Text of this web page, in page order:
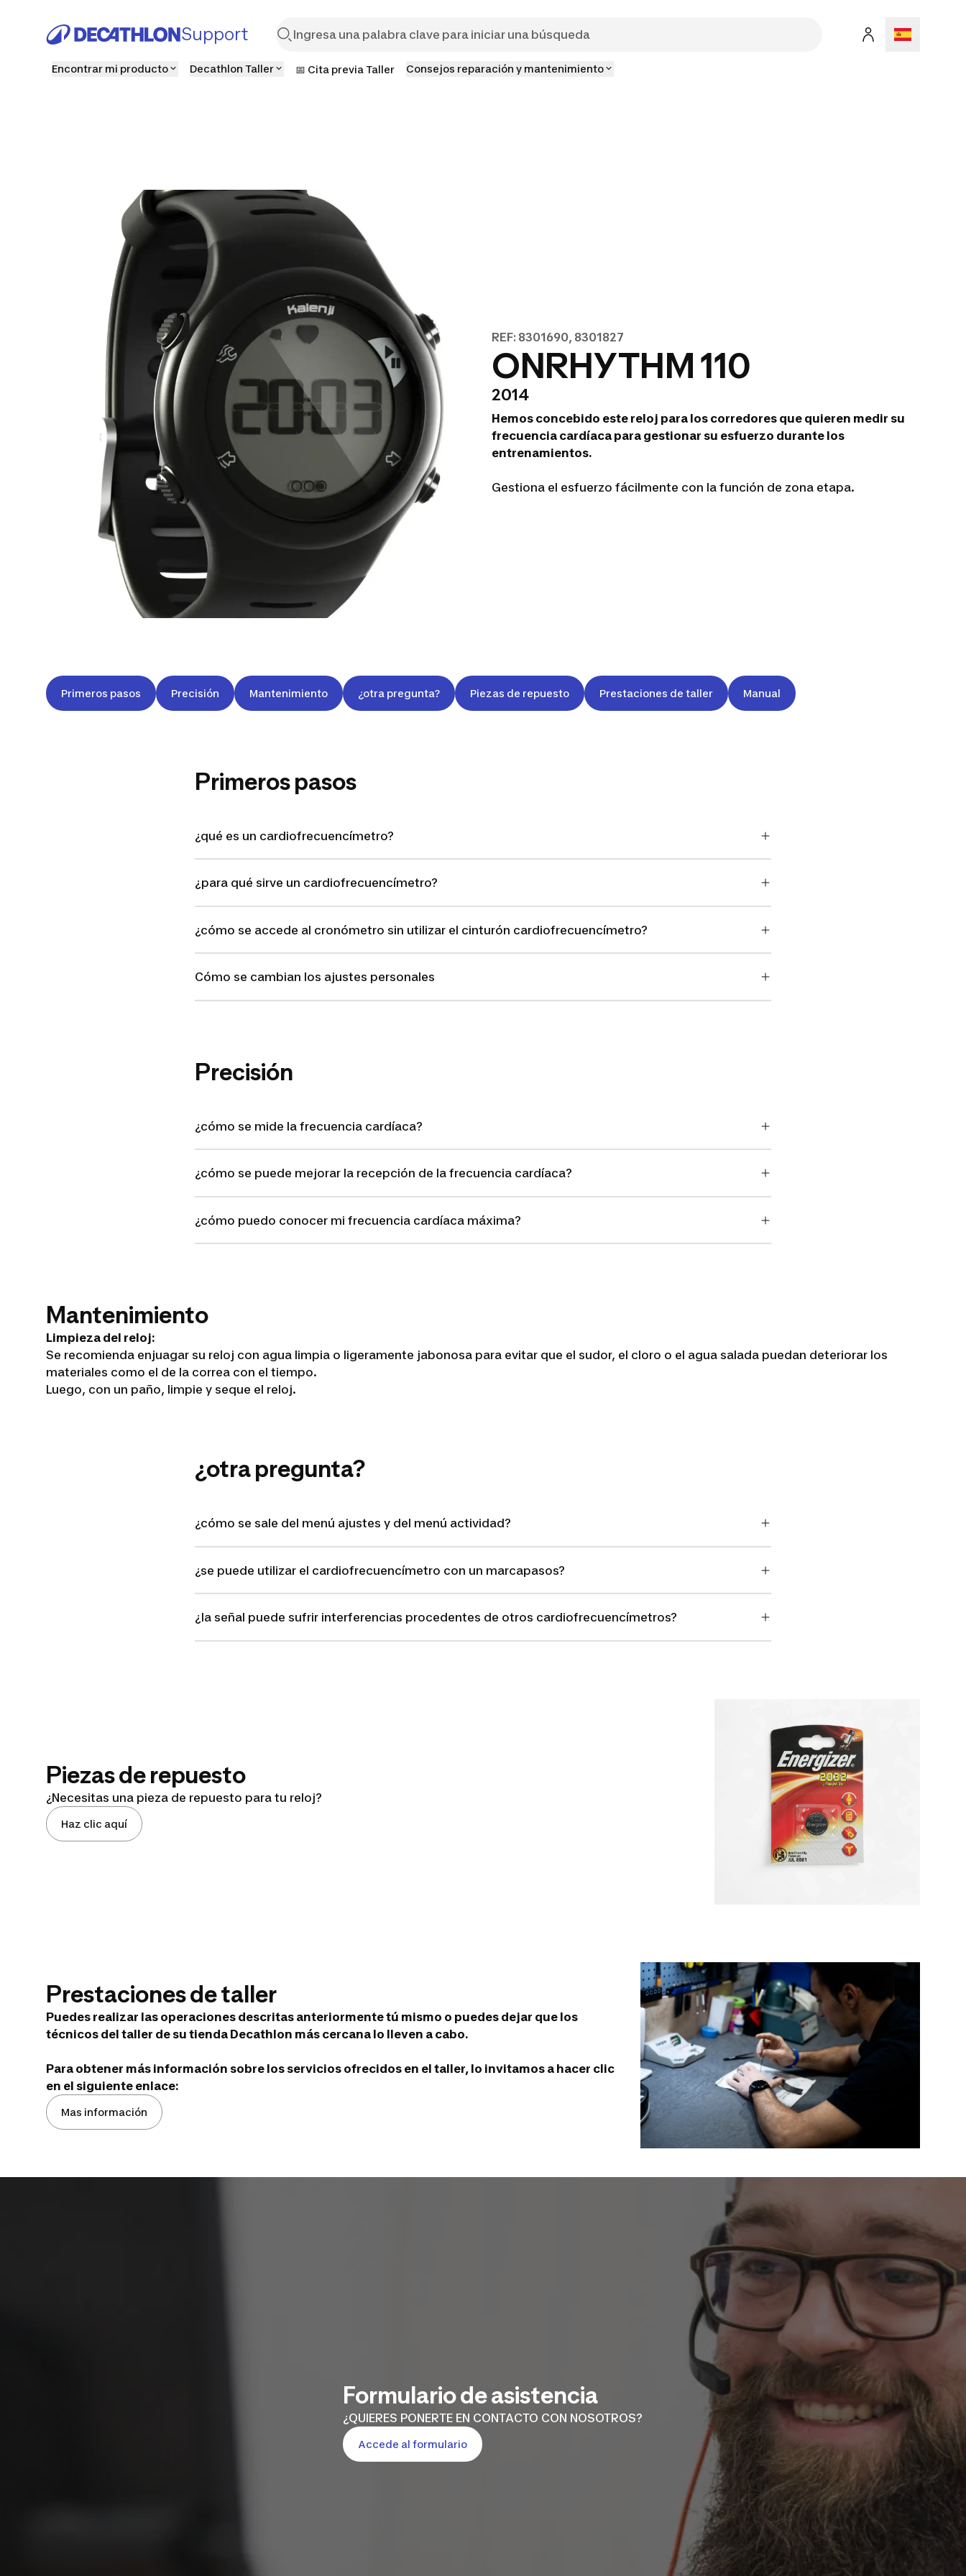
Support
Encontrar mi producto Decathlon Taller 📅 Cita previa Taller Consejos reparación y mantenimiento
REF: 8301690, 8301827
ONRHYTHM 110
2014
Hemos concebido este reloj para los corredores que quieren medir su
frecuencia cardíaca para gestionar su esfuerzo durante los
entrenamientos.
Gestiona el esfuerzo fácilmente con la función de zona etapa.
Primeros pasos Precisión Mantenimiento ¿otra pregunta? Piezas de repuesto Prestaciones de taller Manual
Primeros pasos
¿qué es un cardiofrecuencímetro?
¿para qué sirve un cardiofrecuencímetro?
¿cómo se accede al cronómetro sin utilizar el cinturón cardiofrecuencímetro?
Cómo se cambian los ajustes personales
Precisión
¿cómo se mide la frecuencia cardíaca?
¿cómo se puede mejorar la recepción de la frecuencia cardíaca?
¿cómo puedo conocer mi frecuencia cardíaca máxima?
Mantenimiento
Limpieza del reloj:
Se recomienda enjuagar su reloj con agua limpia o ligeramente jabonosa para evitar que el sudor, el cloro o el agua salada puedan deteriorar los
materiales como el de la correa con el tiempo.
Luego, con un paño, limpie y seque el reloj.
¿otra pregunta?
¿cómo se sale del menú ajustes y del menú actividad?
¿se puede utilizar el cardiofrecuencímetro con un marcapasos?
¿la señal puede sufrir interferencias procedentes de otros cardiofrecuencímetros?
Piezas de repuesto
¿Necesitas una pieza de repuesto para tu reloj?
Haz clic aquí
Prestaciones de taller
Puedes realizar las operaciones descritas anteriormente tú mismo o puedes dejar que los
técnicos del taller de su tienda Decathlon más cercana lo lleven a cabo.
Para obtener más información sobre los servicios ofrecidos en el taller, lo invitamos a hacer clic
en el siguiente enlace:
Mas información
Formulario de asistencia
¿QUIERES PONERTE EN CONTACTO CON NOSOTROS?
Accede al formulario